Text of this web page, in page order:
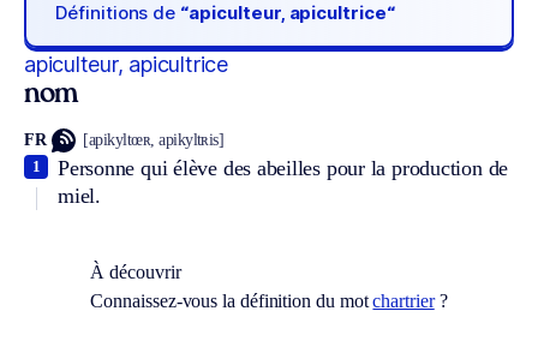
Définitions de “apiculteur, apicultrice“
apiculteur, apicultrice
nom
FR [apikyltœʀ, apikyltʀis]
Personne qui élève des abeilles pour la production de
miel.
1
À découvrir
Connaissez-vous la définition du motchartrier?